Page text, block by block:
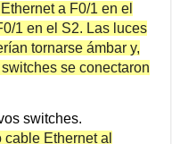
a F0/1 en el
1 en el S2. Las luces
tornarse ámbar y,
se conectaron
switches.
Ethernet al